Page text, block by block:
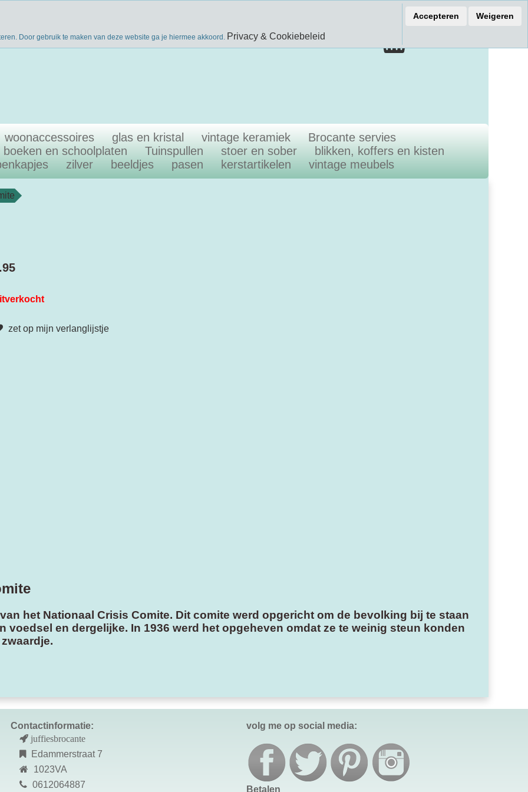
woonaccessoires glas en kristal vintage keramiek
Brocante servies
boeken en schoolplaten
Tuinspullen stoer en sober
blikken, koffers en kisten
zilver beeldjes pasen kerstartikelen vintage meubels
zet op mijn verlanglijstje
het Nationaal Crisis Comite. Dit comite werd opgericht om de bevolking bij te staan
en dergelijke. In 1936 werd het opgeheven omdat ze te weinig steun konden
Contactinformatie:
juffiesbrocante
Edammerstraat 7
1023VA
0612064887
volg me op social media:
Betalen
Door gebruik te maken van deze website ga je hiermee akkoord. Privacy & Cookiebeleid
Accepteren Weigeren